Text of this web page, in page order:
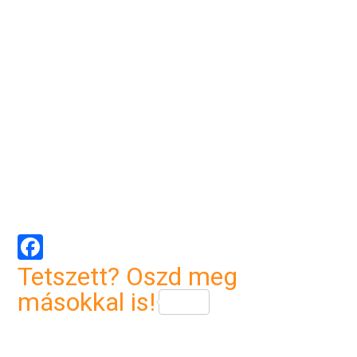
Facebook
Tetszett? Oszd meg
másokkal is!